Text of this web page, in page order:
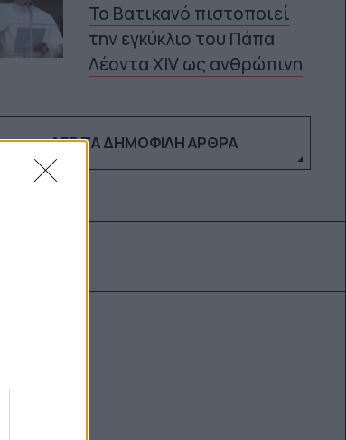
Το Βατικανό πιστοποιεί
την εγκύκλιο του Πάπα
Λέοντα XIV ως ανθρώπινη
ΔΕΣ ΤΑ ΔΗΜΟΦΙΛΉ ΆΡΘΡΑ